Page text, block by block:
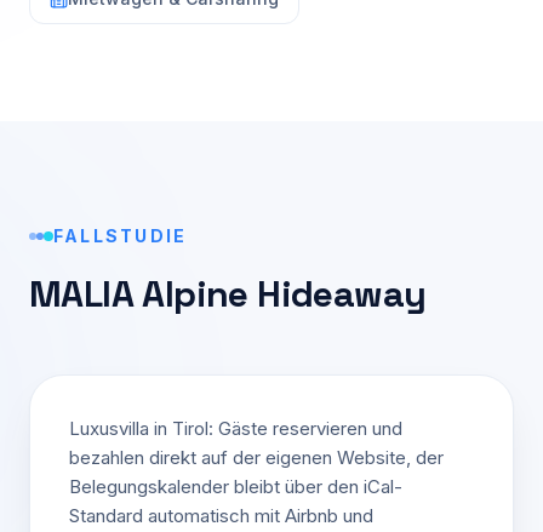
FALLSTUDIE
MALIA Alpine Hideaway
Luxusvilla in Tirol: Gäste reservieren und
bezahlen direkt auf der eigenen Website, der
Belegungskalender bleibt über den iCal-
Standard automatisch mit Airbnb und